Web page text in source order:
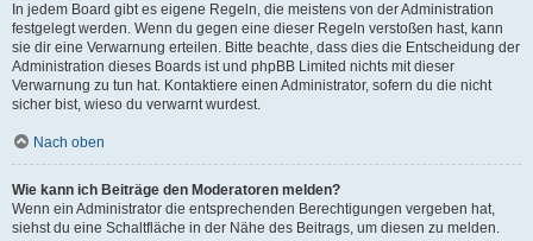
In jedem Board gibt es eigene Regeln, die meistens von der Administration
festgelegt werden. Wenn du gegen eine dieser Regeln verstoßen hast, kann
sie dir eine Verwarnung erteilen. Bitte beachte, dass dies die Entscheidung der
Administration dieses Boards ist und phpBB Limited nichts mit dieser
Verwarnung zu tun hat. Kontaktiere einen Administrator, sofern du die nicht
sicher bist, wieso du verwarnt wurdest.
Nach oben
Wie kann ich Beiträge den Moderatoren melden?
Wenn ein Administrator die entsprechenden Berechtigungen vergeben hat,
siehst du eine Schaltfläche in der Nähe des Beitrags, um diesen zu melden.